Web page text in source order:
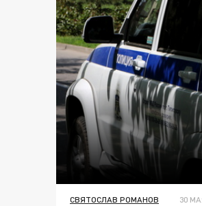
СВЯТОСЛАВ РОМАНОВ 30